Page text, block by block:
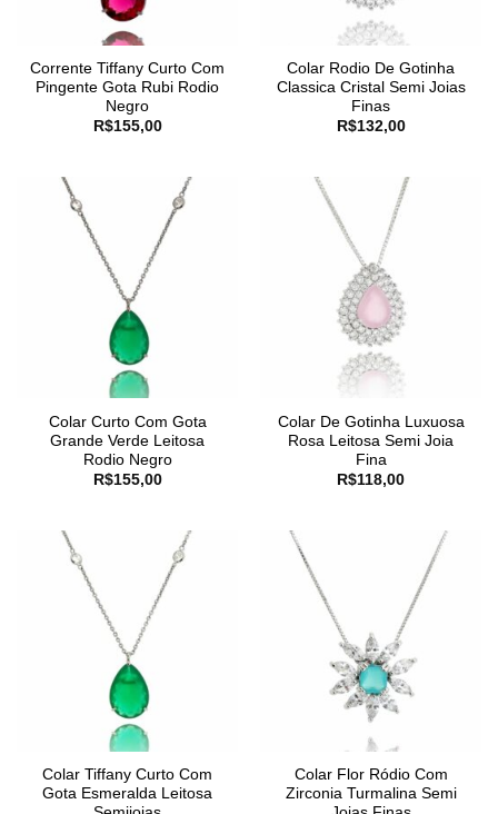
Corrente Tiffany Curto Com
Pingente Gota Rubi Rodio
Negro
R$155,00
Colar Rodio De Gotinha
Classica Cristal Semi Joias
Finas
R$132,00
Colar Curto Com Gota
Grande Verde Leitosa
Rodio Negro
R$155,00
Colar De Gotinha Luxuosa
Rosa Leitosa Semi Joia
Fina
R$118,00
Colar Tiffany Curto Com
Gota Esmeralda Leitosa
Colar Flor Ródio Com
Zirconia Turmalina Semi